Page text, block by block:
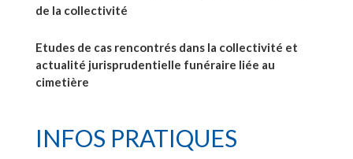
de la collectivité
Etudes de cas rencontrés dans la collectivité et
actualité jurisprudentielle funéraire liée au
cimetière
INFOS PRATIQUES